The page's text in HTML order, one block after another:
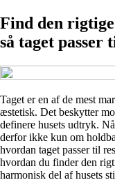
Find den
så taget passer
Taget er en af de mest
æstetisk. Det beskytter
definere husets udtryk.
derfor ikke kun om
hvordan taget passer til
hvordan du finder den
harmonisk del af husets